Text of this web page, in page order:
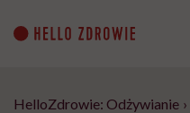
content
HelloZdrowie: Odżywianie ›